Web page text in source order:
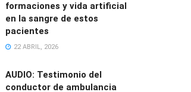
formaciones y vida artificial
en la sangre de estos
pacientes
22 ABRIL, 2026
AUDIO: Testimonio del
conductor de ambulancia